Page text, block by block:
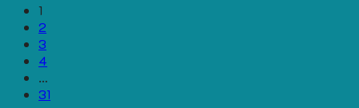
1
2
3
4
…
31